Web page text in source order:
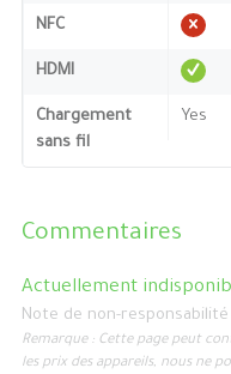
NFC
HDMI
Chargement
sans fil
Yes
Commentaires
Actuellement
Note de non-responsabilité
Remarque : Cette page peut
les prix des appareils, nous ne